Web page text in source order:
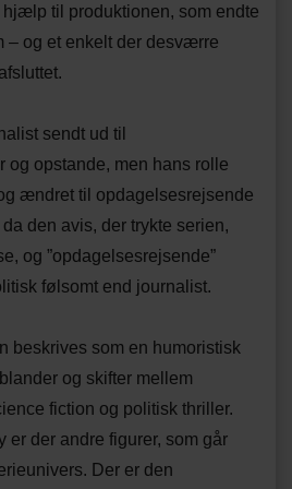
til produktionen, som endte
– og et enkelt der desværre
sendt ud til
og opstande, men hans rolle
ændret til opdagelsesrejsende
den avis, der trykte serien,
og ”opdagelsesrejsende”
følsomt end journalist.
beskrives som en humoristisk
og skifter mellem
fiction og politisk thriller.
er der andre figurer, som går
Der er den